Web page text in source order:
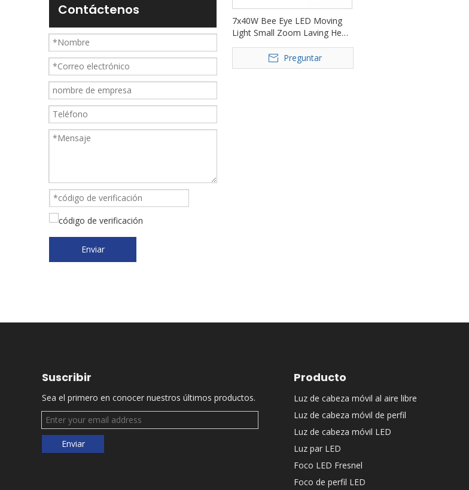
Contáctenos
Enviar
7x40W Bee Eye LED Moving
Light Small Zoom Laving Head
Preguntar
Suscribir
Sea el primero en conocer nuestros últimos productos.
Enviar
Producto
Luz de cabeza móvil al aire libre
Luz de cabeza móvil de perfil
Luz de cabeza móvil LED
Luz par LED
Foco LED Fresnel
Foco de perfil LED